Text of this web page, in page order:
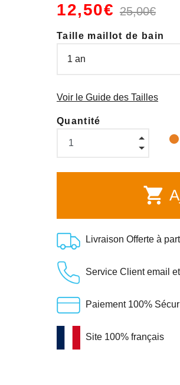
12,50€ 25,00€
Taille maillot de bain
Voir le Guide des Tailles
Quantité
shopping_cart
Livraison Offerte à
Service Client email
Paiement 100%
Site 100% français